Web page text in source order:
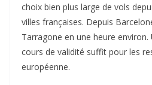
choix bien plus large de vols
villes françaises. Depuis
Tarragone en une heure environ.
cours de validité suffit pour les
européenne.